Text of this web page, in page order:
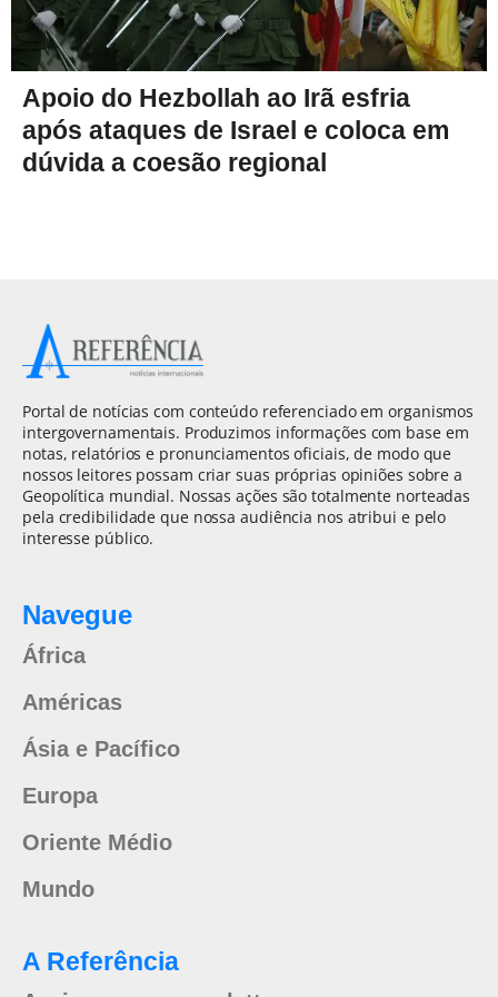
Apoio do Hezbollah ao Irã esfria
após ataques de Israel e coloca em
dúvida a coesão regional
Portal de notícias com conteúdo referenciado em organismos
intergovernamentais. Produzimos informações com base em
notas, relatórios e pronunciamentos oficiais, de modo que
nossos leitores possam criar suas próprias opiniões sobre a
Geopolítica mundial. Nossas ações são totalmente norteadas
pela credibilidade que nossa audiência nos atribui e pelo
interesse público.
Navegue
África
Américas
Ásia e Pacífico
Europa
Oriente Médio
Mundo
A Referência